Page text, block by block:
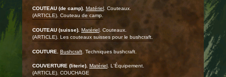
COUTEAU (de camp). Matériel . Couteaux.
(ARTICLE). Couteau de camp.
COUTEAU (suisse). Matériel . Couteaux.
(ARTICLE). Les couteaux suisses pour le bushcraft.
COUTURE. Bushcraft . Techniques bushcraft.
COUVERTURE (literie). Matériel . L'Équipement.
(ARTICLE). COUCHAGE